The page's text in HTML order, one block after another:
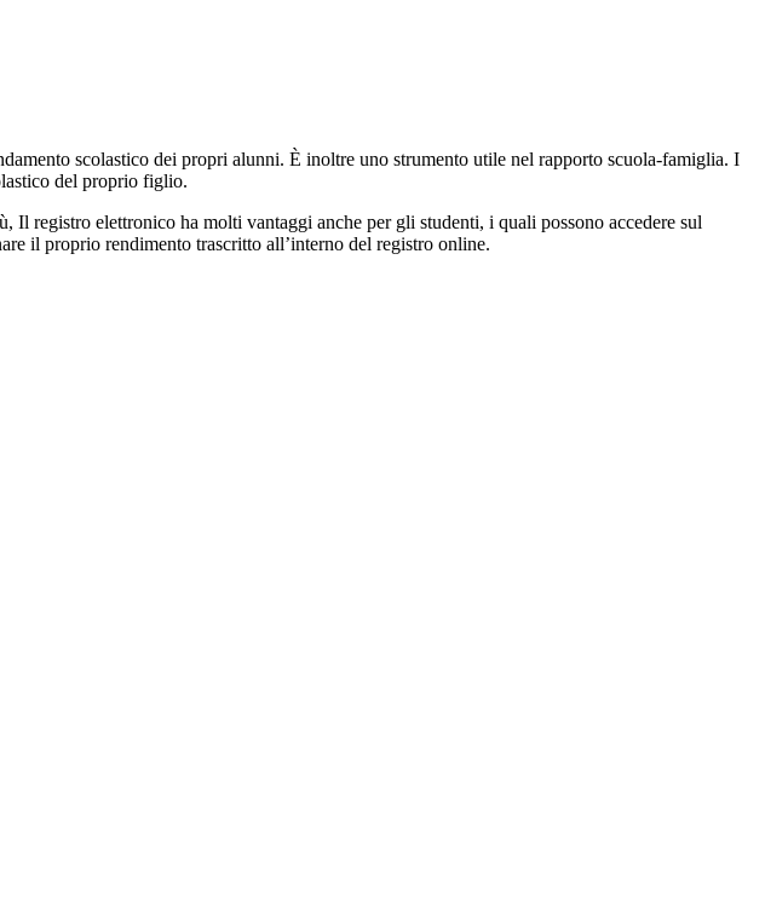
scolastico dei propri alunni. È inoltre uno strumento utile nel rapporto scuola-famiglia. I
del proprio figlio.
Il registro elettronico ha molti vantaggi anche per gli studenti, i quali possono accedere sul
il proprio rendimento trascritto all’interno del registro online.